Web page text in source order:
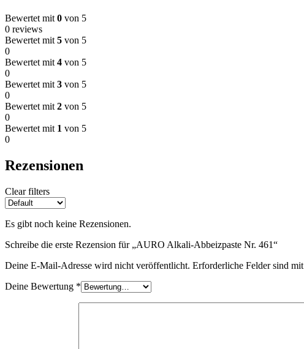
Bewertet mit 0 von 5
0 reviews
Bewertet mit 5 von 5
0
Bewertet mit 4 von 5
0
Bewertet mit 3 von 5
0
Bewertet mit 2 von 5
0
Bewertet mit 1 von 5
0
Rezensionen
Clear filters
Es gibt noch keine Rezensionen.
Schreibe die erste Rezension für „AURO Alkali-Abbeizpaste Nr. 461“
Deine E-Mail-Adresse wird nicht veröffentlicht. Erforderliche Felder sind mit
Deine Bewertung *